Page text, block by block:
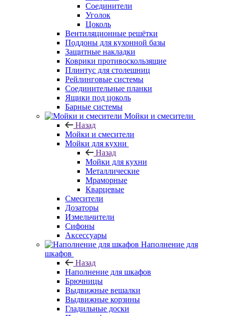
Соединители
Уголок
Цоколь
Вентиляционные решётки
Поддоны для кухонной базы
Защитные накладки
Коврики противоскользящие
Плинтус для столешниц
Рейлинговые системы
Соединительные планки
Ящики под цоколь
Барные системы
Мойки и смесители
Назад
Мойки и смесители
Мойки для кухни
Назад
Мойки для кухни
Металлические
Мраморные
Кварцевые
Смесители
Дозаторы
Измельчители
Сифоны
Аксессуары
Наполнение для
шкафов
Назад
Наполнение для шкафов
Брючницы
Выдвижные вешалки
Выдвижные корзины
Гладильные доски